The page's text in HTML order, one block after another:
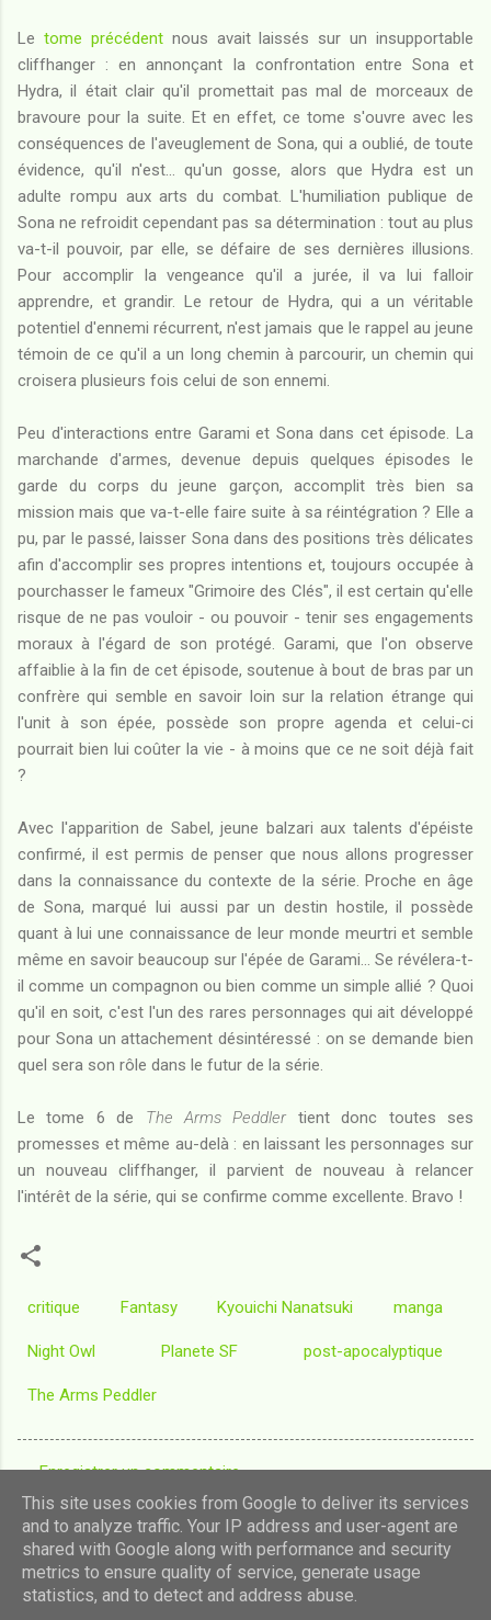
Le tome précédentnous avait laissés sur un insupportable
cliffhanger : en annonçant la confrontation entre Sona et
Hydra, il était clair qu'il promettait pas mal de morceaux de
bravoure pour la suite. Et en effet, ce tome s'ouvre avec les
conséquences de l'aveuglement de Sona, qui a oublié, de toute
évidence, qu'il n'est... qu'un gosse, alors que Hydra est un
adulte rompu aux arts du combat. L'humiliation publique de
Sona ne refroidit cependant pas sa détermination : tout au plus
va-t-il pouvoir, par elle, se défaire de ses dernières illusions.
Pour accomplir la vengeance qu'il a jurée, il va lui falloir
apprendre, et grandir. Le retour de Hydra, qui a un véritable
potentiel d'ennemi récurrent, n'est jamais que le rappel au jeune
témoin de ce qu'il a un long chemin à parcourir, un chemin qui
croisera plusieurs fois celui de son ennemi.
Peu d'interactions entre Garami et Sona dans cet épisode. La
marchande d'armes, devenue depuis quelques épisodes le
garde du corps du jeune garçon, accomplit très bien sa
mission mais que va-t-elle faire suite à sa réintégration ? Elle a
pu, par le passé, laisser Sona dans des positions très délicates
afin d'accomplir ses propres intentions et, toujours occupée à
pourchasser le fameux "Grimoire des Clés", il est certain qu'elle
risque de ne pas vouloir - ou pouvoir - tenir ses engagements
moraux à l'égard de son protégé. Garami, que l'on observe
affaiblie à la fin de cet épisode, soutenue à bout de bras par un
confrère qui semble en savoir loin sur la relation étrange qui
l'unit à son épée, possède son propre agenda et celui-ci
pourrait bien lui coûter la vie - à moins que ce ne soit déjà fait
?
Avec l'apparition de Sabel, jeune balzari aux talents d'épéiste
confirmé, il est permis de penser que nous allons progresser
dans la connaissance du contexte de la série. Proche en âge
de Sona, marqué lui aussi par un destin hostile, il possède
quant à lui une connaissance de leur monde meurtri et semble
même en savoir beaucoup sur l'épée de Garami... Se révélera-t-
il comme un compagnon ou bien comme un simple allié ? Quoi
qu'il en soit, c'est l'un des rares personnages qui ait développé
pour Sona un attachement désintéressé : on se demande bien
quel sera son rôle dans le futur de la série.
Le tome 6 de The Arms Peddlertient donc toutes ses
promesses et même au-delà : en laissant les personnages sur
un nouveau cliffhanger, il parvient de nouveau à relancer
l'intérêt de la série, qui se confirme comme excellente. Bravo !
critique Fantasy Kyouichi Nanatsuki manga
Night Owl Planete SF post-apocalyptique
The Arms Peddler
C
o
m
m
Enregistrer un commentaire
Fourni par Blogger
This site uses cookies from Google to deliver its services
and to analyze traffic. Your IP address and user-agent are
shared with Google along with performance and security
metrics to ensure quality of service, generate usage
statistics, and to detect and address abuse.